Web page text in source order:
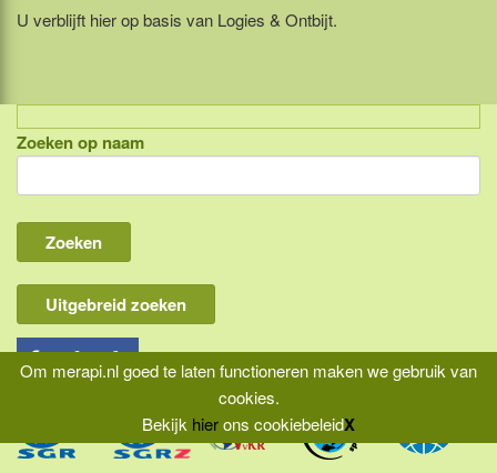
Om merapi.nl goed te laten functioneren maken we gebruik van
cookies.
Bekijk hierons cookiebeleidX
U verblijft hier op basis van Logies & Ontbijt.
Indonesië, eilandcombinaties
Bali
Lombok
Flores & Komodo
Overige Sunda eilanden
Java
Molukken
Zoeken op naam
Uitgebreid zoeken